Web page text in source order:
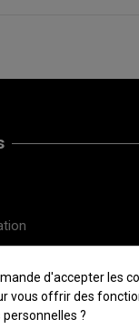
d'accepter les
vous offrir des
?